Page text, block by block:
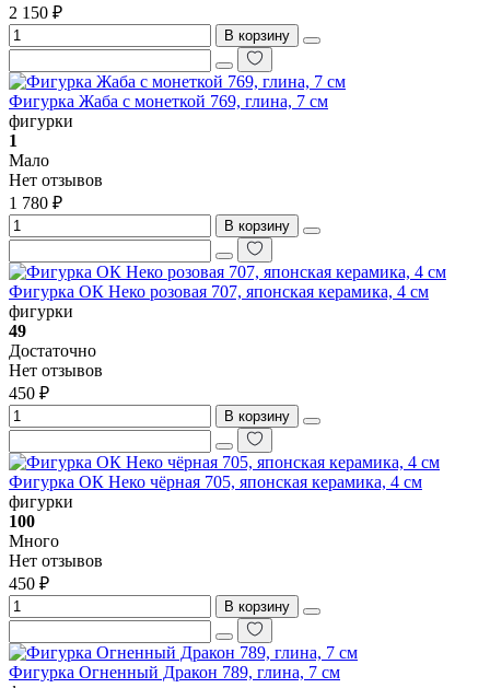
2 150 ₽
В корзину
Фигурка Жаба с монеткой 769, глина, 7 см
фигурки
1
Мало
Нет отзывов
1 780 ₽
В корзину
Фигурка ОК Неко розовая 707, японская керамика, 4 см
фигурки
49
Достаточно
Нет отзывов
450 ₽
В корзину
Фигурка ОК Неко чёрная 705, японская керамика, 4 см
фигурки
100
Много
Нет отзывов
450 ₽
В корзину
Фигурка Огненный Дракон 789, глина, 7 см